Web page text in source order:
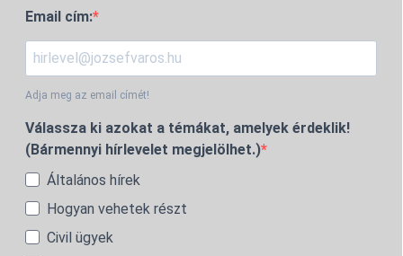
Email cím:
Adja meg az email címét!
Válassza ki azokat a témákat, amelyek érdeklik!
(Bármennyi hírlevelet megjelölhet.)
Általános hírek
Hogyan vehetek részt
Civil ügyek